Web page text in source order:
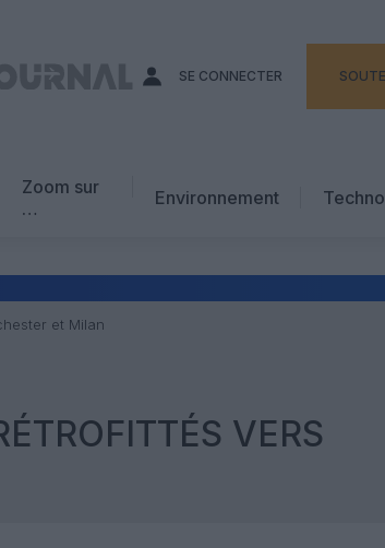
SE CONNECTER
Zoom sur
…
Avis d’expert
Environnement
et Milan
VERS